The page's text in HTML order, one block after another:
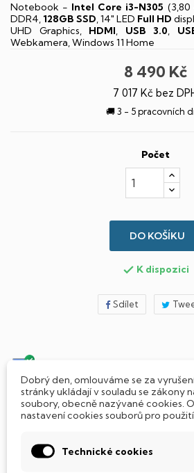
Notebook - Intel Core i3-N305 (3,80
DDR4,128GB SSD, 14" LED Full HD
UHD Graphics, HDMI, USB 3.0,
Webkamera, Windows 11 Home
8 490 Kč
7 017 Kč bez
🚚 3 - 5 pracovních
Počet
DO KOŠÍKU
 K dispozici
Sdílet
Připraveno - zapnete a
Dobrý den, omlouváme se za
stránky ukládají v souladu se zákony
soubory, obecně nazývané cookies.
nastavení cookies souborů pro použití
Technické cookies